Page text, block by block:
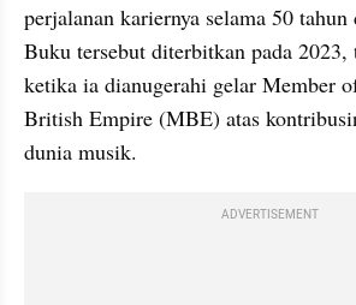
perjalanan kariernya selama 50
Buku tersebut diterbitkan pada 2023,
ketika ia dianugerahi gelar Member
British Empire (MBE) atas
dunia musik.
ADVERTISEMENT